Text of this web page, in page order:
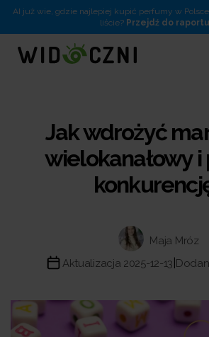
AI już wie, gdzie najlepiej kupić perfumy w
liście? Przejdź do raportu
Jak wdrożyć
wielokanałowy
Maja Mróz
Aktualizacja 2025-12-13